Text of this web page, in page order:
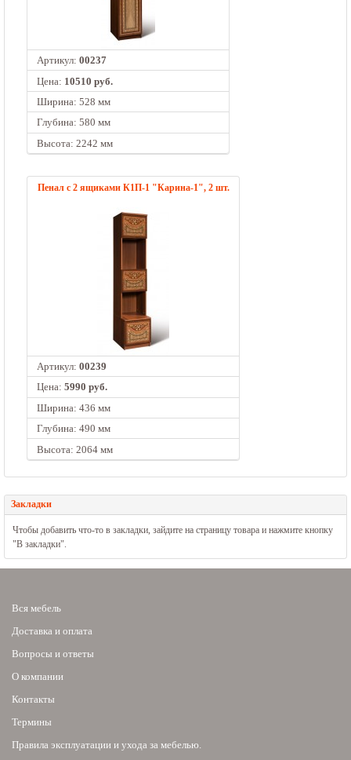
Артикул: 00237
Цена: 10510 руб.
Ширина: 528 мм
Глубина: 580 мм
Высота: 2242 мм
Пенал с 2 ящиками К1П-1 "Карина-1", 2 шт.
Артикул: 00239
Цена: 5990 руб.
Ширина: 436 мм
Глубина: 490 мм
Высота: 2064 мм
Закладки
Чтобы добавить что-то в закладки, зайдите на страницу товара и нажмите кнопку
"В закладки".
Вся мебель
Доставка и оплата
Вопросы и ответы
О компании
Контакты
Термины
Правила эксплуатации и ухода за мебелью.